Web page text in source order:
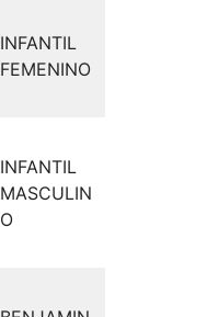
INFANTIL
FEMENINO
INFANTIL
MASCULIN
O